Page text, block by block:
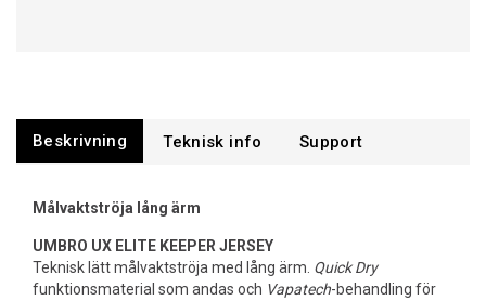
Beskrivning Support
Målvaktströja lång ärm
UMBRO UX ELITE KEEPER JERSEY
Teknisk lätt målvaktströja med lång ärm. Quick Dry
funktionsmaterial som andas och Vapatech-behandling för